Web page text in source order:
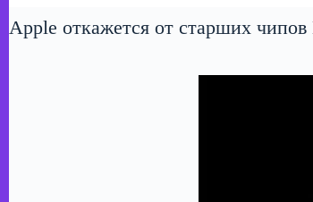
Apple откажется от старших